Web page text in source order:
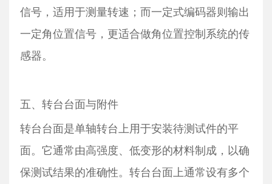
信号，适用于测量转速；而一定式编码器则输出
一定角位置信号，更适合做角位置控制系统的传
感器。
五、转台台面与附件
转台台面是单轴转台上用于安装待测试件的平
面。它通常由高强度、低变形的材料制成，以确
保测试结果的准确性。转台台面上通常设有多个